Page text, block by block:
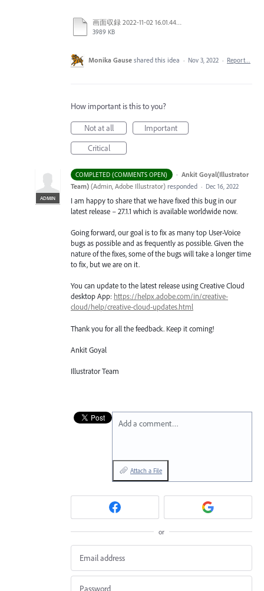
画面収録 2022-11-02 16.01.44.mov
3989 KB
Monika Gause shared this idea · Nov 3, 2022 · Report…
How important is this to you?
Not at all
Important
Critical
COMPLETED (COMMENTS OPEN) ·
ADMIN
Ankit Goyal(Illustrator
Team) (Admin, Adobe Illustrator) responded · Dec 16, 2022
I am happy to share that we have fixed this bug in our
latest release – 27.1.1 which is available worldwide now.
Going forward, our goal is to fix as many top User-Voice
bugs as possible and as frequently as possible. Given the
nature of the fixes, some of the bugs will take a longer time
to fix, but we are on it.
You can update to the latest release using Creative Cloud
desktop App: https://helpx.adobe.com/in/creative-
cloud/help/creative-cloud-updates.html
Thank you for all the feedback. Keep it coming!
Ankit Goyal
Illustrator Team
Add a comment…
Attach a File
or